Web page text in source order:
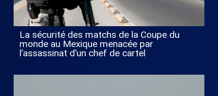
La sécurité des matchs de la Coupe du
monde au Mexique menacée par
l’assassinat d’un chef de cartel